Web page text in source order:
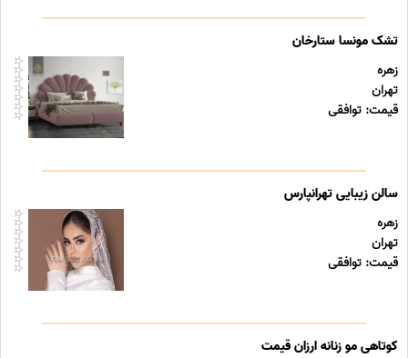
تشک مونسا ستارخان
زهره
تهران
قیمت: توافقی
سالن زیبایی تهرانپارس
زهره
تهران
قیمت: توافقی
کوتاهی مو زنانه ارزان قیمت